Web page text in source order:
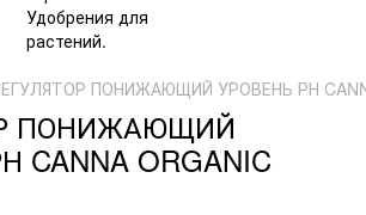
ПОНИЖАЮЩИЙ УРОВЕНЬ РН
ПОНИЖАЮЩИЙ
CANNA ORGANIC